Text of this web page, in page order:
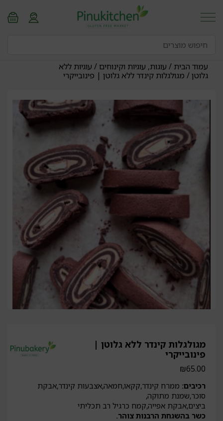
עמוד הבית / עוגות, עוגיות וקינוחים / עוגיות ללא
גלוטן/ מגולגלות קינדר ללא גלוטן | פינובייקרי
מגולגלות קינדר ללא גלוטן |
פינובייקרי
₪65.00
רכיבים: ממרח קינדר,קקאו,חמאה,אצבעות קינדר,אבקת
סוכר,שמנת מתוקה,
ביצים,אבקת אפייה,קמח כרגיל רב תכליתי
כשר בהשגחת הרבנות צוהר.